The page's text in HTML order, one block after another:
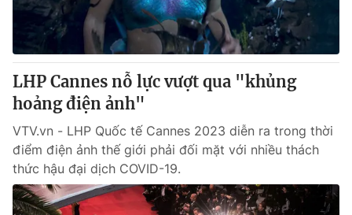
LHP Cannes nỗ lực vượt qua "khủng
hoảng điện ảnh"
VTV.vn - LHP Quốc tế Cannes 2023 diễn ra trong thời
điểm điện ảnh thế giới phải đối mặt với nhiều thách
thức hậu đại dịch COVID-19.